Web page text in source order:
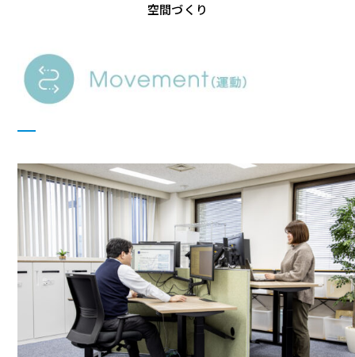
空間づくり